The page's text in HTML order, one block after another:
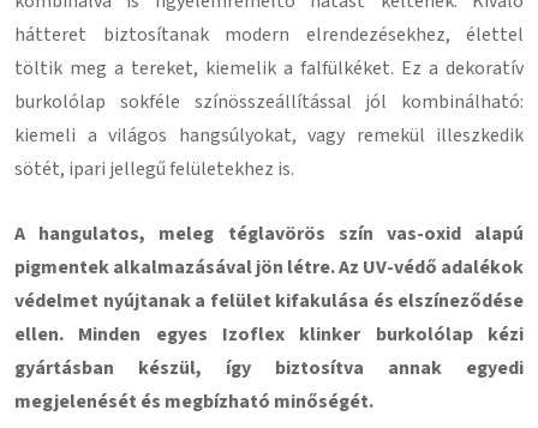
hátteret biztosítanak modern elrendezésekhez, élettel
töltik meg a tereket, kiemelik a falfülkéket. Ez a dekoratív
burkolólap sokféle színösszeállítással jól kombinálható:
kiemeli a világos hangsúlyokat, vagy remekül illeszkedik
sötét, ipari jellegű felületekhez is.
A hangulatos, meleg téglavörös szín vas-oxid alapú
pigmentek alkalmazásával jön létre. Az UV-védő adalékok
védelmet nyújtanak a felület kifakulása és elszíneződése
ellen. Minden egyes Izoflex klinker burkolólap kézi
gyártásban készül, így biztosítva annak egyedi
megjelenését és megbízható minőségét.